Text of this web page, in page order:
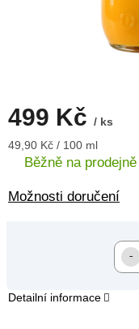
499 Kč / ks
Měrná
cena:
49,90 Kč / 100 ml
Běžně na prodejně
Možnosti doručení
Detailní informace